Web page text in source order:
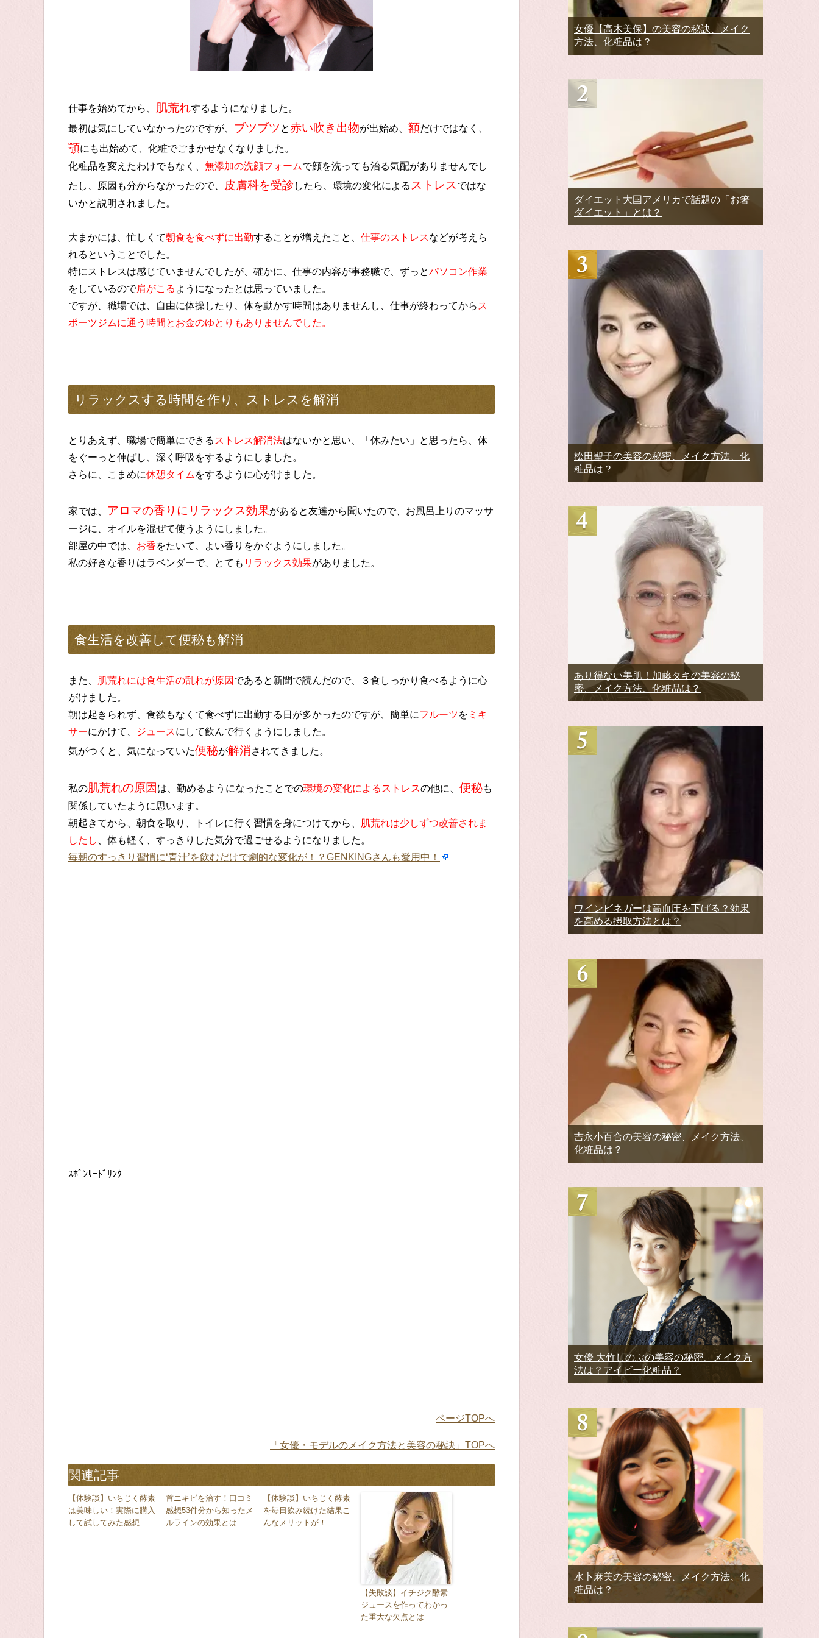
仕事を始めてから、 肌荒れするようになりました。
最初は気にしていなかったのですが、 ブツブツ と赤い吹き出物が出始め、 額だけではなく、
顎にも出始めて、化粧でごまかせなくなりました。
化粧品を変えたわけでもなく、 無添加の洗顔フォームで顔を洗っても治る気配がありませんでし
たし、原因も分からなかったので、
皮膚科を受診 したら、環境の変化による ストレス ではな
いかと説明されました。
大まかには、忙しくて朝食を食べずに出勤することが増えたこと、 仕事のストレスなどが考えら
れるということでした。
特にストレスは感じていませんでしたが、確かに、仕事の内容が事務職で、ずっとパソコン作業
をしているので肩がこる ようになったとは思っていました。
ですが、職場では、自由に体操したり、体を動かす時間はありませんし、仕事が終わってから ス
ポーツジムに通う時間とお金のゆとりもありませんでした。
リラックスする時間を作り、ストレスを解消
とりあえず、職場で簡単にできる ストレス解消法はないかと思い、「休みたい」と思ったら、体
をぐーっと伸ばし、深く呼吸をするようにしました。
さらに、こまめに休憩タイム をするように心がけました。
家では、 アロマの香りにリラックス効果があると友達から聞いたので、お風呂上りのマッサ
ージに、オイルを混ぜて使うようにしました。
部屋の中では、 お香をたいて、よい香りをかぐようにしました。
私の好きな香りはラベンダーで、とても リラックス効果がありました。
食生活を改善して便秘も解消
また、 肌荒れには食生活の乱れが原因 であると新聞で読んだので、３食しっかり食べるように心
がけました。
朝は起きられず、食欲もなくて食べずに出勤する日が多かったのですが、簡単にフルーツを ミキ
サーにかけて、 ジュースにして飲んで行くようにしました。
気がつくと、気になっていた便秘が解消されてきました。
私の肌荒れの原因 は、勤めるようになったことでの環境の変化によるストレスの他に、 便秘も
関係していたように思います。
朝起きてから、朝食を取り、トイレに行く習慣を身につけてから、 肌荒れは少しずつ改善されま
したし
、体も軽く、すっきりした気分で過ごせるようになりました。
毎朝のすっきり習慣に‘青汁’を飲むだけで劇的な変化が！？GENKINGさんも愛用中！
ｽﾎﾟﾝｻｰﾄﾞﾘﾝｸ
ページTOPへ
「女優・モデルのメイク方法と美容の秘訣」TOPへ
関連記事
【体験談】いちじく酵素
は美味しい！実際に購入
して試してみた感想
首ニキビを治す！口コミ
感想53件分から知ったメ
ルラインの効果とは
【体験談】いちじく酵素
を毎日飲み続けた結果こ
んなメリットが！
【失敗談】イチジク酵素
ジュースを作ってわかっ
た重大な欠点とは
女優【高木美保】の美容の秘訣、メイク
方法、化粧品は？
ダイエット大国アメリカで話題の「お箸
ダイエット」とは？
松田聖子の美容の秘密、メイク方法、化
粧品は？
あり得ない美肌！加藤タキの美容の秘
密、メイク方法、化粧品は？
ワインビネガーは高血圧を下げる？効果
を高める摂取方法とは？
吉永小百合の美容の秘密、メイク方法、
化粧品は？
女優 大竹しのぶの美容の秘密、メイク方
法は？アイビー化粧品？
水卜麻美の美容の秘密、メイク方法、化
粧品は？